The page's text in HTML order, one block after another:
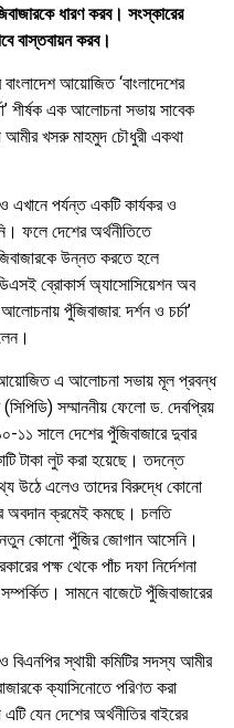
ধারণ করব। সংস্কারের
বাস্তবায়ন করব।
আয়োজিত ‘‌বাংলাদেশের
শীর্ষক এক আলোচনা সভায় সাবেক
আমীর খসরু মাহমুদ চৌধুরী একথা
এখানে পর্যন্ত একটি কার্যকর ও
ফলে দেশের অর্থনীতিতে
উন্নত করতে হলে
ব্রোকার্স অ্যাসোসিয়েশন অব
পুঁজিবাজার: দর্শন ও চর্চা’
আয়োজিত এ আলোচনা সভায় মূল প্রবন্ধ
সম্মাননীয় ফেলো ড. দেবপ্রিয়
১১ সালে দেশের পুঁজিবাজারে দুবার
টাকা লুট করা হয়েছে। তদন্তে
উঠে এলেও তাদের বিরুদ্ধে কোনো
অবদান ক্রমেই কমছে। চলতি
কোনো পুঁজির জোগান আসেনি।
পক্ষ থেকে পাঁচ দফা নির্দেশনা
সামনে বাজেটে পুঁজিবাজারের
বিএনপির স্থায়ী কমিটির সদস্য আমীর
ক্যাসিনোতে পরিণত করা
যেন দেশের অর্থনীতির বাইরের